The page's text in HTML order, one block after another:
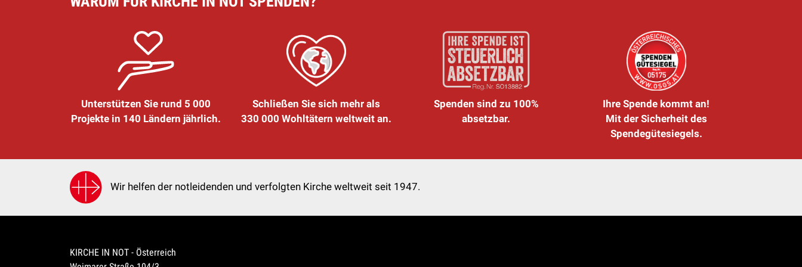
Unterstützen Sie rund 5 000
Projekte in 140 Ländern jährlich.
Schließen Sie sich mehr als
330 000 Wohltätern weltweit an.
Spenden sind zu 100%
absetzbar.
Ihre Spende kommt an!
Mit der Sicherheit des
Spendegütesiegels.
Wir helfen der notleidenden und verfolgten Kirche weltweit seit 1947.
KIRCHE IN NOT - Österreich